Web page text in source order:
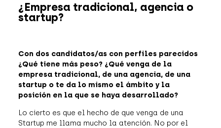
¿Empresa tradicional, agencia o
startup?
Con dos candidatos/as con perfiles parecidos
¿Qué tiene más peso? ¿Qué venga de la
empresa tradicional, de una agencia, de una
startup o te da lo mismo el ámbito y la
posición en la que se haya desarrollado?
Lo cierto es que el hecho de que venga de una
Startup me llama mucho la atención. No por el